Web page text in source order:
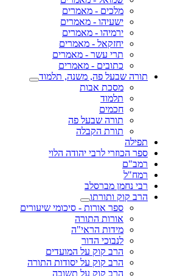
מלכים - מאמרים
ישעיהו - מאמרים
ירמיהו - מאמרים
יחזקאל - מאמרים
תרי עשר - מאמרים
כתובים - מאמרים
תורה שבעל פה, משנה, תלמוד
מסכת אבות
תלמוד
חכמים
תורה שבעל פה
תורת הקבלה
תפילה
ספר הכוזרי לרבי יהודה הלוי
רמב"ם
רמח"ל
רבי נחמן מברסלב
הרב קוק ותורתו
ספר אורות - סיכומי שיעורים
אורות התורה
מידות הראי"ה
לנבוכי הדור
הרב קוק על המועדים
הרב קוק על יסודות התורה
הרב קוק על תשובה